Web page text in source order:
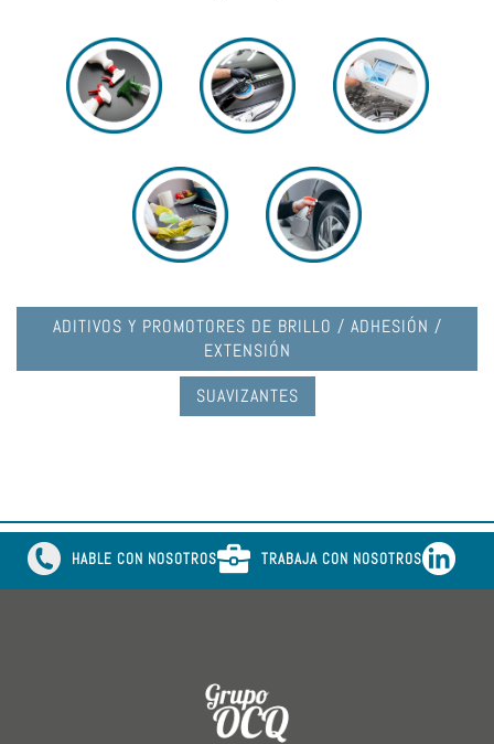
ADITIVOS Y PROMOTORES DE BRILLO / ADHESIÓN /
EXTENSIÓN
SUAVIZANTES
HABLE CON NOSOTROS TRABAJA CON NOSOTROS